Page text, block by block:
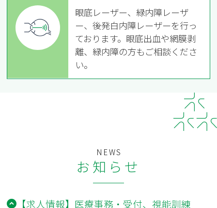
眼底レーザー、緑内障レーザ
ー、後発白内障レーザーを行っ
ております。眼底出血や網膜剥
離、緑内障の方もご相談くださ
い。
お知らせ
【求人情報】医療事務・受付、視能訓練